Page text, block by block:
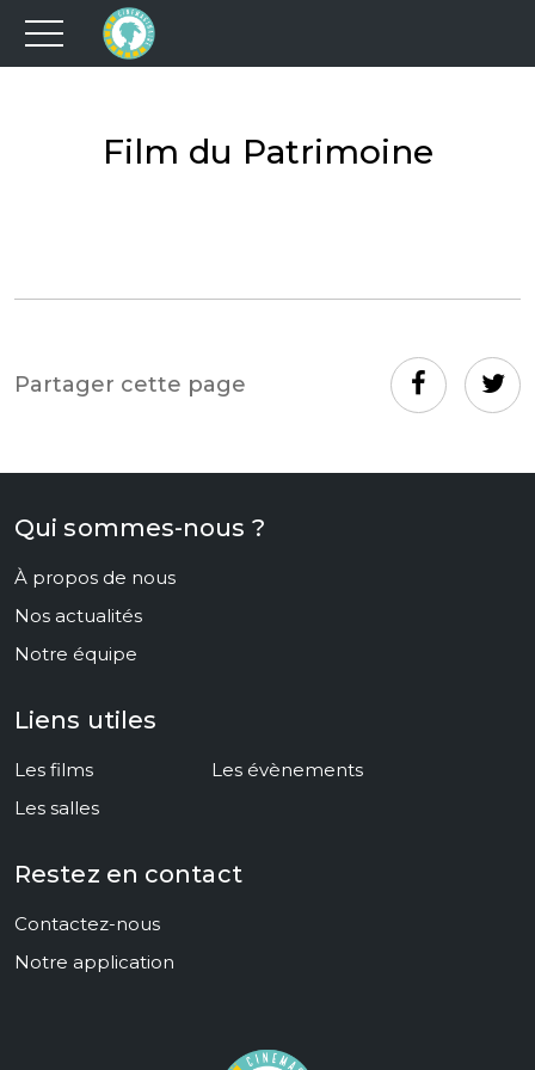
Film du Patrimoine
Partager cette page
Qui sommes-nous ?
À propos de nous
Nos actualités
Notre équipe
Liens utiles
Les films
Les salles
Les évènements
Restez en contact
Contactez-nous
Notre application